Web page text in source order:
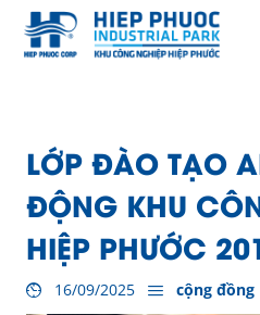
LỚP ĐÀO TẠO
ĐỘNG KHU
HIỆP PHƯỚC
16/09/2025 cộng đồng